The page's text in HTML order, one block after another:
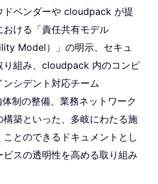
ドベンダーや cloudpack が提
ける「責任共有モデル
Model）」の明示、セキュ
り組み、cloudpack 内のコンピ
シデント対応チーム
体制の整備、業務ネットワーク
築といった、多岐にわたる施
とのできるドキュメントとし
スの透明性を高める取り組み